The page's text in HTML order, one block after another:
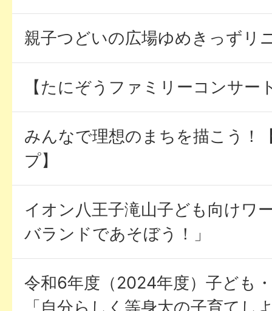
親子つどいの広場ゆめきっずリ
【たにぞうファミリーコンサー
みんなで理想のまちを描こう！
プ】
イオン八王子滝山子ども向けワ
バランドであそぼう！」
令和6年度（2024年度）子ども
「自分らしく等身大の子育てし